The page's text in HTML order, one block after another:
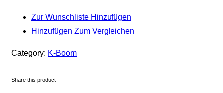
Zur Wunschliste Hinzufügen
Hinzufügen Zum Vergleichen
Category: K-Boom
Share this product